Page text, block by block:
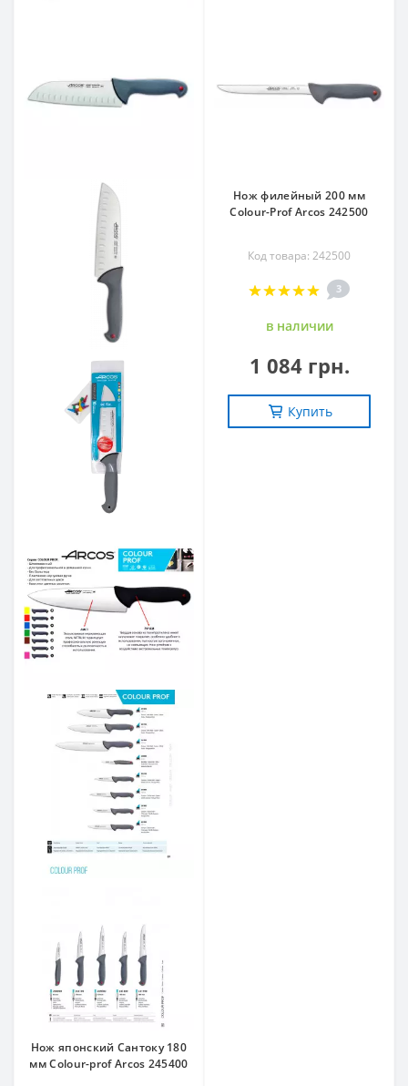
Нож японский Сантоку 180
мм Сolour-prof Arcos 245400
Нож филейный 200 мм
Colour-Prof Arcos 242500
Код товара: 242500
3
в наличии
1 084 грн.
Купить